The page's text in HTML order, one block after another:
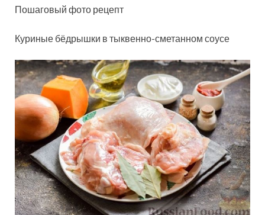
Пошаговый фото рецепт
Куриные бёдрышки в тыквенно-сметанном соусе